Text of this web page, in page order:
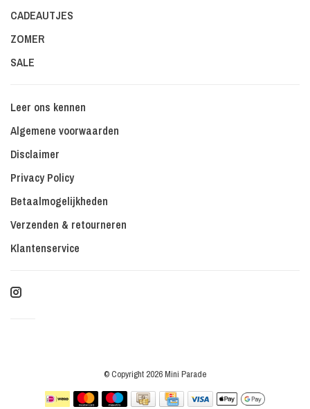
CADEAUTJES
ZOMER
SALE
Leer ons kennen
Algemene voorwaarden
Disclaimer
Privacy Policy
Betaalmogelijkheden
Verzenden & retourneren
Klantenservice
© Copyright 2026 Mini Parade